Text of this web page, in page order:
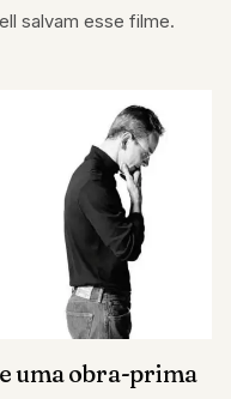
salvam esse filme.
uma obra-prima